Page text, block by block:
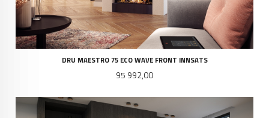
DRU MAESTRO 75 ECO WAVE FRONT INNSATS
Pris
95 992,00